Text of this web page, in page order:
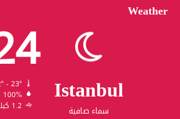
Weather
Istanbul
سماء صافية
32º - 23º
100%
1.2 كيلومتر/ساعة